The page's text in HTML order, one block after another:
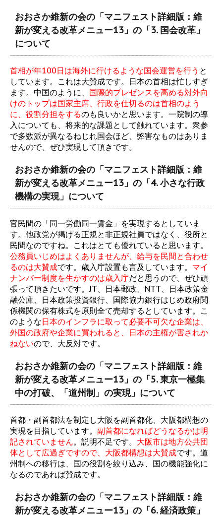
おおさか維新の会の「マニフェスト詳細版：維
新が変える改革メニュー13」の「3. 国会改革」
について
首相が年100日は海外に行けるような国会運営を行う と
しています。これは大賛成です。日本の首相は忙しすぎ
ます。中国のように、 国際的プレゼンスを高める対外向
けのトップは国家主席、行政を仕切るのは首相のよう
に、役割分担をするのも良いかと思います。一院制の導
入についても、将来的な課題として触れています。衆参
で多数派が異なるねじれ国会ほど、弊害なものはありま
せんので、ぜひ実現して頂きです。
おおさか維新の会の「マニフェスト詳細版：維
新が変える改革メニュー13」の「4. 小さな行政
機構の実現」について
官民間の「同一労働同一賃金」を実現するとしていま
す。他政党が掲げる正規と非正規社員ではなく、役所と
民間なのですね。これはとても優れていると思います。
公務員いじめはよくありませんが、給与を民間と合わせ
るのは大賛成です。歳入庁設置も言及しています。 マイ
ナンバー制度を生かすのは歳入庁だと思うので、ぜひ頑
張って頂きたいです。JT、日本郵政、NTT、日本政策金
融公庫、日本政策投資銀行、国際協力銀行はじめ政府関
係機関の保有株式を原則全て売却するとしています。こ
のような日本のインフラに取って必要不可欠な企業は、
外国の政府や企業に買われると、日本の主権が害されか
ねないので、大反対です。
おおさか維新の会の「マニフェスト詳細版：維
新が変える改革メニュー13」の「5. 東京一極集
中の打破、「道州制」の実現」について
首都・副首都法を制定し大阪を副首都化、大阪都構想の
実現を目指しています。 副首都になればどうなるかは明
記されていません。説明不足です。 大阪市は地方公共団
体として広過ぎですので、大阪都構想は大賛成です。道
州制への移行は、国の役割を絞り込み、国の機能強化に
なるのであれば賛成です。
おおさか維新の会の「マニフェスト詳細版：維
新が変える改革メニュー13」の「6. 経済政策」